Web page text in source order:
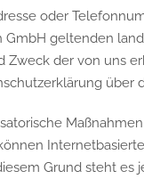
oder
geltenden
der von uns
über
Grund steht